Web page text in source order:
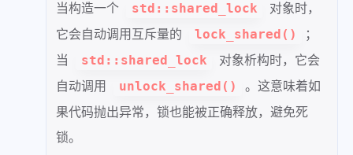
当构造一个 std::shared_lock
对象时，
它会自动调用互斥量的
lock_shared()
；
当
std::shared_lock
对象析构时，它会
自动调用
unlock_shared()
。这意味着如
果代码抛出异常，锁也能被正确释放，避免死
锁。